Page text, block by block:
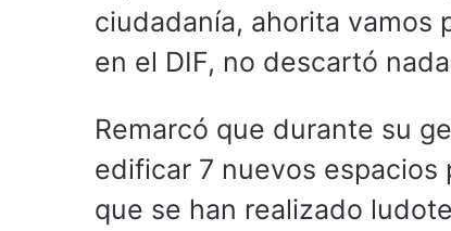
ciudadanía, ahorita vamos
en el DIF, no descartó
Remarcó que durante su
edificar 7 nuevos espacios
que se han realizado